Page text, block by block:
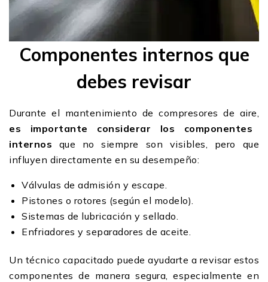
Componentes internos que
debes revisar
Durante el mantenimiento de compresores de aire,
es importante considerar los componentes
internos que no siempre son visibles, pero que
influyen directamente en su desempeño:
Válvulas de admisión y escape.
Pistones o rotores (según el modelo).
Sistemas de lubricación y sellado.
Enfriadores y separadores de aceite.
Un técnico capacitado puede ayudarte a revisar estos
componentes de manera segura, especialmente en